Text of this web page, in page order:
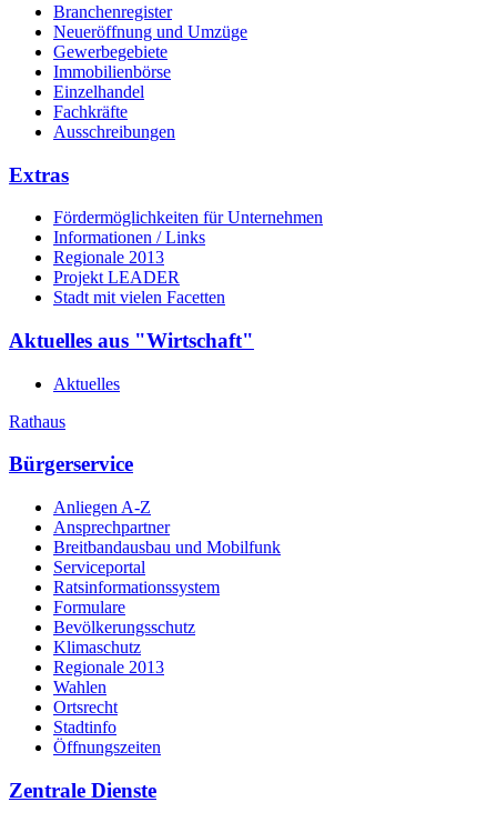
Branchenregister
Neueröffnung und Umzüge
Gewerbegebiete
Immobilienbörse
Einzelhandel
Fachkräfte
Ausschreibungen
Extras
Fördermöglichkeiten für Unternehmen
Informationen / Links
Regionale 2013
Projekt LEADER
Stadt mit vielen Facetten
Aktuelles aus "Wirtschaft"
Aktuelles
Rathaus
Bürgerservice
Anliegen A-Z
Ansprechpartner
Breitbandausbau und Mobilfunk
Serviceportal
Ratsinformationssystem
Formulare
Bevölkerungsschutz
Klimaschutz
Regionale 2013
Wahlen
Ortsrecht
Stadtinfo
Öffnungszeiten
Zentrale Dienste